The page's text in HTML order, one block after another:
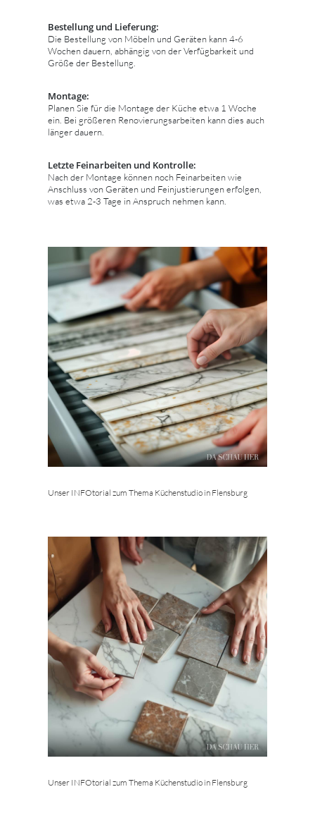
Bestellung und Lieferung:
Die Bestellung von Möbeln und Geräten kann 4-6
Wochen dauern, abhängig von der Verfügbarkeit und
Größe der Bestellung.
Montage:
Planen Sie für die Montage der Küche etwa 1 Woche
ein. Bei größeren Renovierungsarbeiten kann dies auch
länger dauern.
Letzte Feinarbeiten und Kontrolle:
Nach der Montage können noch Feinarbeiten wie
Anschluss von Geräten und Feinjustierungen erfolgen,
was etwa 2-3 Tage in Anspruch nehmen kann.
Unser INFOtorial zum Thema Küchenstudio in Flensburg
Unser INFOtorial zum Thema Küchenstudio in Flensburg